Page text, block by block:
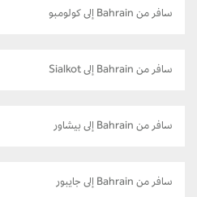
سافر من Bahrain إلى كولومبو
سافر من Bahrain إلى Sialkot
سافر من Bahrain إلى بيشاور
سافر من Bahrain إلى جايبور